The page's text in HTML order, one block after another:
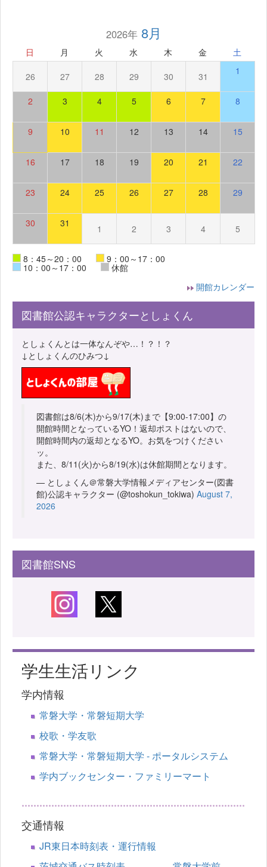
2026年8月
日 月 火 水 木 金 土
26 27 28 29 30 31 1
2 3 4 5 6 7 8
9 10 11 12 13 14 15
16 17 18 19 20 21 22
23 24 25 26 27 28 29
30 31 1 2 3 4 5
8：45～20：00 9：00～17：00
10：00～17：00
休館
開館カレンダー
図書館公認キャラクターとしょくん
としょくんとは一体なんぞや…！？！？
↓としょくんのひみつ↓
図書館は8/6(木)から9/17(木)まで【9:00-17:00】の
開館時間となっているYO！返却ポストはないので、
開館時間内の返却となるYO。お気をつけください
ッ。
また、8/11(火)から8/19(水)は休館期間となります。
— としょくん＠常磐大学情報メディアセンター(図書
館)公認キャラクター (@toshokun_tokiwa) August 7,
2026
図書館SNS
学生生活リンク
学内情報
常磐大学・常磐短期大学
校歌・学友歌
常磐大学・常磐短期大学 - ポータルシステム
学内ブックセンター・ファミリーマート
交通情報
JR東日本時刻表・運行情報